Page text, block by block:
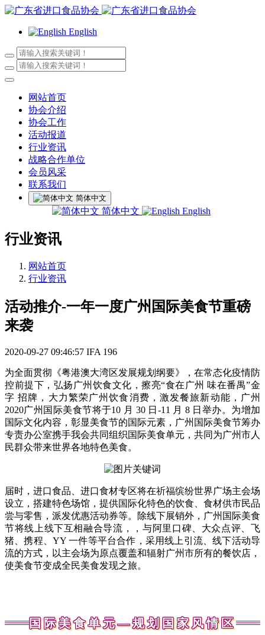
English
网站首页
协会介绍
协会工作
活动报道
行业资讯
战略合作单位
会员风采
联系我们
简体中文
简体中文 English
行业资讯
网站首页
行业资讯
活动推介-一年一度广州国际美食节重磅
来袭
2020-09-27 09:46:57 IFA 196
为全面贯彻《粤港澳大湾区发展规划纲要》，在常态化疫情防
控前提下，弘扬广州饮食文化，擦亮“食在广州 味在番禺”金
字 招牌，大力繁荣广州饮食消费，激发餐旅新动能，广州
2020广州国际美食节将于10 月 30 日-11 月 8 日举办。为增加
国际文化内容，彰显美食节的国际元素，广州国际美食节筹办
专责办公室携手我会共同组织国际美食单元，共同为广州市人
民群众带来世界各地特色美食。
届时，进口食品、进口食材专区将在祈福缤纷世界广场主会场
设立，搭建特色场馆，提供国际化特色的饮食、食材供市民品
尝与零售，派发优惠活动券等。除线下展销外，广州国际美食
节将线上线下互相融合导流，，与阿里口碑、大众点评、飞
猪、携程、YY 一件等平台合作，采用线上引流、线下活动导
流的方式，以主会场为原点覆盖和辐射广州市所有的餐饮店，
使美食节变成全民美食发现之旅。
国际美食单元—规划国家风情区